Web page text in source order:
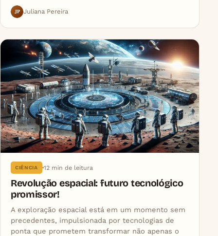
JP Juliana Pereira
CIÊNCIA 12 min de leitura
Revolução espacial: futuro tecnológico
promissor!
A exploração espacial está em um momento sem
precedentes, impulsionada por tecnologias de
ponta que prometem transformar não apenas o